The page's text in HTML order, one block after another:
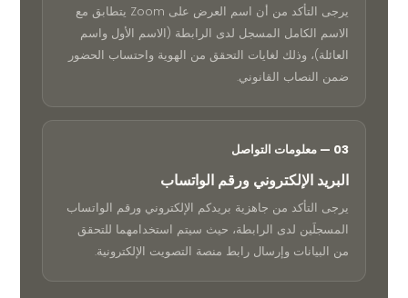
يرجى التأكد من أن اسم العرض على Zoom يتطابق مع
الاسم الكامل المسجل لدى الرابطة (الاسم الأول واسم
العائلة)، وذلك لغايات التحقق من الهوية واحتساب الحضور
ضمن النصاب القانوني.
03 — معلومات التواصل
البريد الإلكتروني ورقم الواتساب
يرجى التأكد من جاهزية بريدكم الإلكتروني ورقم الواتساب
المسجلَين لدى الرابطة، حيث سيتم استخدامهما للتحقق
من البيانات وإرسال رابط منصة التصويت الإلكترونية.